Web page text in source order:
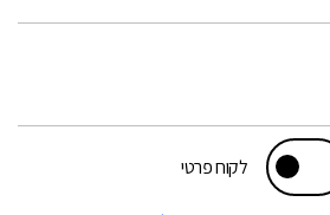
לקוח פרטי